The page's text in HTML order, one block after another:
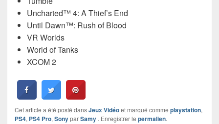
Uncharted™ 4: A Thief’s End
Until Dawn™: Rush of Blood
VR Worlds
World of Tanks
XCOM 2
Cet article a été posté dansJeux Vidéoet marqué comme playstation,
PS4, PS4 Pro, SonyparSamy . Enregistrer le permalien.